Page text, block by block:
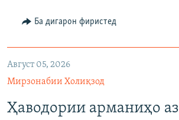
Ба дигарон фиристед
Август 05, 2026
Мирзонабии Холиқзод
Ҳаводории арманиҳо аз